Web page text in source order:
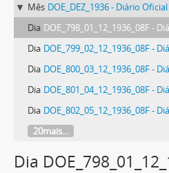
Mês DOE_DEZ_1936 - Diário Oficial do
Dia DOE_798_01_12_1936_08F - Diário Oficial do
Dia DOE_799_02_12_1936_08F - Diário Oficial do
Dia DOE_800_03_12_1936_08F - Diário Oficial do
Dia DOE_801_04_12_1936_08F - Diário Oficial do
Dia DOE_802_05_12_1936_08F - Diário Oficial do
20mais...
Dia